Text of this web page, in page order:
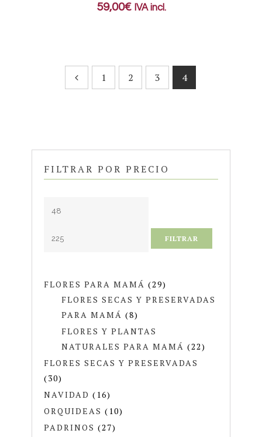
59,00€ IVA incl.
1 2 3 4
FILTRAR POR PRECIO
FILTRAR
FLORES PARA MAMÁ (29)
FLORES SECAS Y PRESERVADAS
PARA MAMÁ (8)
FLORES Y PLANTAS
NATURALES PARA MAMÁ (22)
FLORES SECAS Y PRESERVADAS
(30)
NAVIDAD (16)
ORQUIDEAS (10)
PADRINOS (27)